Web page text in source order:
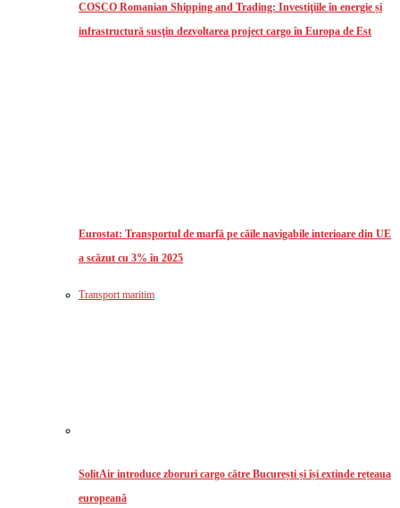
COSCO Romanian Shipping and Trading: Investiţiile în energie și
infrastructură susţin dezvoltarea project cargo în Europa de Est
Eurostat: Transportul de marfă pe căile navigabile interioare din UE
a scăzut cu 3% în 2025
Transport maritim
SolitAir introduce zboruri cargo către București și își extinde rețeaua
europeană